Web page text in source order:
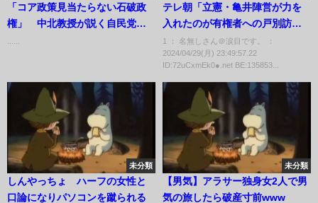
「コア政策見当たらない石破政
権」 中北教授が説く自民党の
テレ朝「立憲・亀井陣営が力を
入れたのが有権者への戸別訪
問」→公選法違反との声→こっ
そり書き換え
1 ： 名無しさん＠涙目です。 ：
2024/04/29(月) 23:49:57.22
ID:72uCxmEk0●.net BE:135853...
未分類
しんやっちょ ハーフの女性と
口論になりパソコンを蹴られる
未分類
【男気】アラサー独身女2人で男
気の旅したら破産寸前www